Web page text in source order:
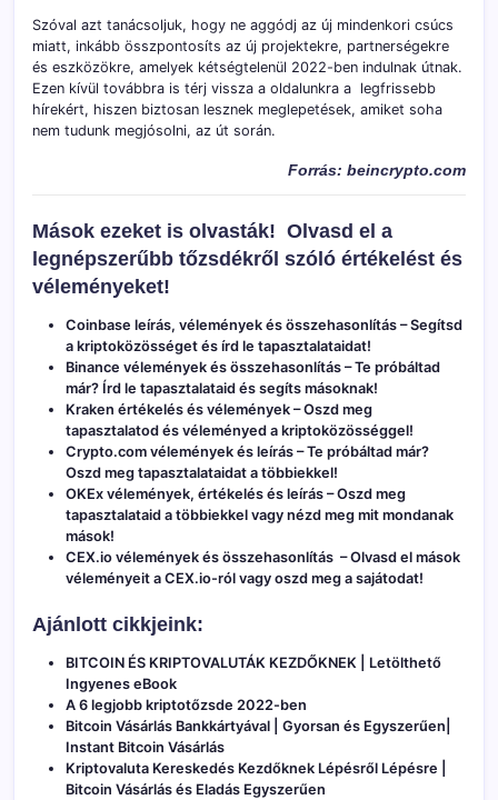
Szóval azt tanácsoljuk, hogy ne aggódj az új mindenkori csúcs
miatt, inkább összpontosíts az új projektekre, partnerségekre
és eszközökre, amelyek kétségtelenül 2022-ben indulnak útnak.
Ezen kívül továbbra is térj vissza a oldalunkra a legfrissebb
hírekért, hiszen biztosan lesznek meglepetések, amiket soha
nem tudunk megjósolni, az út során.
Forrás: beincrypto.com
Mások ezeket is olvasták! Olvasd el a
legnépszerűbb tőzsdékről szóló értékelést és
véleményeket!
Coinbase leírás, vélemények és összehasonlítás – Segítsd
a kriptoközösséget és írd le tapasztalataidat!
Binance vélemények és összehasonlítás – Te próbáltad
már? Írd le tapasztalataid és segíts másoknak!
Kraken értékelés és vélemények – Oszd meg
tapasztalatod és véleményed a kriptoközösséggel!
Crypto.com vélemények és leírás – Te próbáltad már?
Oszd meg tapasztalataidat a többiekkel!
OKEx vélemények, értékelés és leírás – Oszd meg
tapasztalataid a többiekkel vagy nézd meg mit mondanak
mások!
CEX.io vélemények és összehasonlítás – Olvasd el mások
véleményeit a CEX.io-ról vagy oszd meg a sajátodat!
Ajánlott cikkjeink:
BITCOIN ÉS KRIPTOVALUTÁK KEZDŐKNEK | Letölthető
Ingyenes eBook
A 6 legjobb kriptotőzsde 2022-ben
Bitcoin Vásárlás Bankkártyával | Gyorsan és Egyszerűen|
Instant Bitcoin Vásárlás
Kriptovaluta Kereskedés Kezdőknek Lépésről Lépésre |
Bitcoin Vásárlás és Eladás Egyszerűen